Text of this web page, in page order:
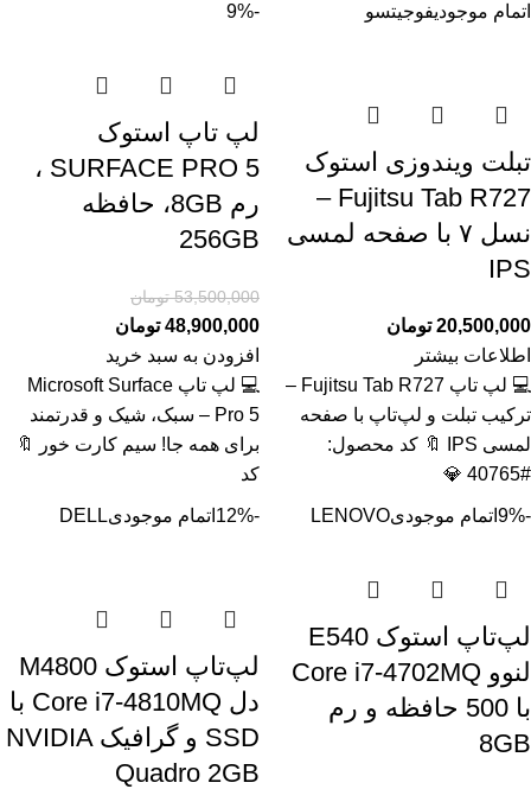
اتمام موجودیفوجیتسو
تبلت ویندوزی استوک
Fujitsu Tab R727 –
نسل ۷ با صفحه لمسی
IPS
20,500,000 تومان
اطلاعات بیشتر
💻 لپ تاپ Fujitsu Tab R727 –
ترکیب تبلت و لپ‌تاپ با صفحه
لمسی IPS 🔖 کد محصول:
#40765 💎
-9%
لپ تاپ استوک
SURFACE PRO 5 ،
رم 8GB، حافظه
256GB
53,500,000 تومان
48,900,000 تومان
افزودن به سبد خرید
💻 لپ تاپ Microsoft Surface
Pro 5 – سبک، شیک و قدرتمند
برای همه جا! سیم کارت خور 🔖
کد
-9% اتمام موجودیLENOVO
لپ‌تاپ استوک E540
لنوو Core i7-4702MQ
با 500 حافظه و رم
8GB
-12% اتمام موجودیDELL
لپ‌تاپ استوک M4800
دل Core i7-4810MQ با
SSD و گرافیک NVIDIA
Quadro 2GB